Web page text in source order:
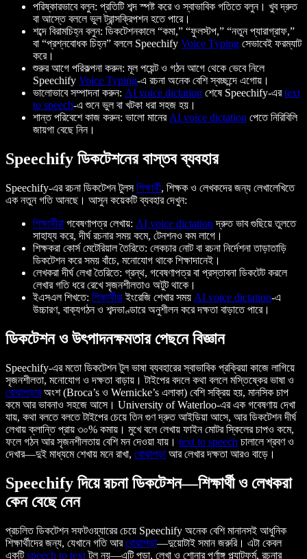
পরিষ্কারভাবে বলুন: প্রতিটি শব্দ স্পষ্ট করে ও স্বাভাবিক গতিতে বলুন। খুব দ্রুত
বা আস্তে বললে ভুল ট্রান্সক্রিপশন হতে পারে।
শব্দে বিরামচিহ্ন বলুন: ডিকটেশনকালে “কমা,” “ফুলস্টপ,” “নতুন প্যারাগ্রাফ,”
বা “প্রশ্নবোধক চিহ্ন” বললে Speechify Voice Typing সেভাবেই ফরম্যাট
করে।
শুরুর আগে পরিকল্পনা করুন: মূল পয়েন্ট ও গঠন আগে থেকে ভেবে নিলে
Speechify Voice Typing-এ রচনা অনেক বেশি স্বচ্ছন্দে এগোয়।
ভালোভাবে সম্পাদনা করুন: AI voice dictation শেষে Speechify-এরtext
to speech-এ শুনে ভুল বা খটকা ধরা সহজ হয়।
শান্ত পরিবেশে কাজ করুন: ভালো মানের AI voice dictation পেতে নিরিবিলি
জায়গা বেছে নিন।
Speechify ডিকটেশনের বাস্তব ব্যবহার
Speechify-এর রচনা ডিকটেশন টুলসশিক্ষার্থী, শিক্ষক ও লেখকদের জন্য লেখালেখিতে
এক নতুন গতি আনছে। আসুন কয়েকটি ব্যবহার দেখুন:
শিক্ষার্থীরা গবেষণাপত্র লেখায়: AI voice dictation দ্রুত ভাব গুছিয়ে তুলতে
সাহায্য করে, দীর্ঘ রচনার সময় কমে, টেনশনও কম লাগে।
শিক্ষকরা কোর্স মেটেরিয়াল তৈরিতে: লেকচার নোট বা রচনা নির্দেশনা তাড়াতাড়ি
ডিকটেশন করে সময় বাঁচে, মনোযোগ থাকে শিক্ষাদানেই।
লেখকরা দীর্ঘ লেখা তৈরিতে: গ্রন্থ, গবেষণাপত্র বা প্রস্তাবনা ডিকটেট করলে
লেখার গতি ধরে রেখে সৃজনশীলতাও অটুট থাকে।
ইএসএল শিখতে: শিক্ষার্থীরাইংরেজি শেখার সময় AI voice dictation-এ
উচ্চারণ, বাক্যগঠন ও শব্দভাণ্ডারে অনুশীলন করে দক্ষতা বাড়াতে পারে।
ডিকটেশন ও উৎপাদনক্ষমতার পেছনে বিজ্ঞান
Speechify-এর মতো ডিকটেশন টুল ভাষা ব্যবহারের স্বাভাবিক প্রক্রিয়া কাজে লাগিয়ে
সৃজনশীলতা, মনোযোগ ও দক্ষতা বাড়ায়। টাইপের বদলে কথা বললে মস্তিষ্কের ভাষা ও
বোঝাপড়ারঅংশ (Broca’s ও Wernicke’s এলাকা) বেশি সক্রিয় হয়, মানসিক চাপ
কমে আর ভাবনাও সহজে আসে। University of Waterloo-এর এক গবেষণায় দেখা
যায়, কথা বলতে বলতে টাইপের চেয়ে তিন গুণ দ্রুত আইডিয়া আসে, আর ডিকটেশন দীর্ঘ
লেখায় ক্লান্তি প্রায় ৩০% কমায়। মুখে বলে লেখায় ফাইন মোটর স্কিলের চাপও কমে,
ফলে গঠন আর সৃজনশীলতায় বেশি মন দেওয়া যায়। text to speech চালালে শ্রবণ ও
দেখার—দুই মাধ্যমে শেখায় মনে রাখা, বোঝাপড়া আর লেখার দক্ষতা আরও বাড়ে।
Speechify দিয়ে রচনা ডিকটেশন—শিক্ষার্থী ও লেখকরা
কেন বেছে নেন
প্রচলিত ডিকটেশন সফটওয়্যারের চেয়ে Speechify অনেক বেশি মানানসই আধুনিক
শিক্ষার্থীদের জন্য, যেখানে গতি আরবোঝাপড়া—দুয়োটাই সমান জরুরি। এটা কেবল
একটিspeech to textটুল নয়—এটি পড়া, লেখা ও শোনার পূর্ণাঙ্গ প্ল্যাটফর্ম, রচনার